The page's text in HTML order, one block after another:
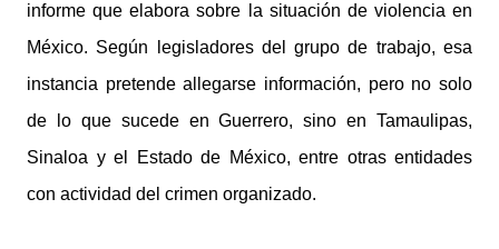
informe que elabora sobre la situación de violencia en
México. Según legisladores del grupo de trabajo, esa
instancia pretende allegarse información, pero no solo
de lo que sucede en Guerrero, sino en Tamaulipas,
Sinaloa y el Estado de México, entre otras entidades
con actividad del crimen organizado.